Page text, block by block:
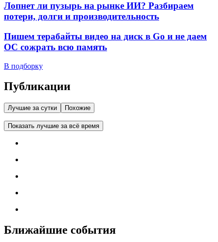
Лопнет ли пузырь на рынке ИИ? Разбираем
потери, долги и производительность
Пишем терабайты видео на диск в Go и не даем
ОС сожрать всю память
В подборку
Публикации
Лучшие за сутки Похожие
Показать лучшие за всё время
Ближайшие события